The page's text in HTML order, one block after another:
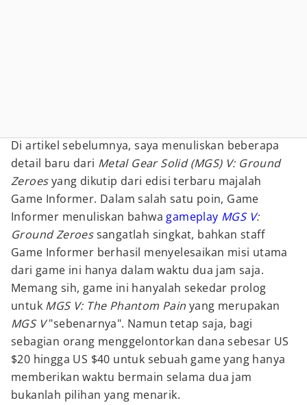
Di artikel sebelumnya, saya menuliskan beberapa
detail baru dari Metal Gear Solid (MGS) V: Ground
Zeroesyang dikutip dari edisi terbaru majalah
Game Informer. Dalam salah satu poin, Game
Informer menuliskan bahwa gameplay MGS V:
Ground Zeroessangatlah singkat, bahkan staff
Game Informer berhasil menyelesaikan misi utama
dari game ini hanya dalam waktu dua jam saja.
Memang sih, game ini hanyalah sekedar prolog
untuk MGS V: The Phantom Pain yang merupakan
MGS V"sebenarnya". Namun tetap saja, bagi
sebagian orang menggelontorkan dana sebesar US
$20 hingga US $40 untuk sebuah game yang hanya
memberikan waktu bermain selama dua jam
bukanlah pilihan yang menarik.